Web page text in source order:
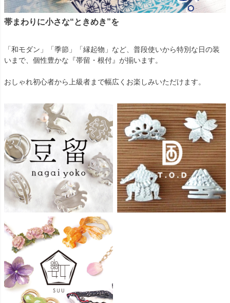
帯まわりに小さな“ときめき”を
「和モダン」「季節」「縁起物」など、普段使いから特別な日の装
いまで、個性豊かな『帯留・根付』が揃います。
おしゃれ初心者から上級者まで幅広くお楽しみいただけます。